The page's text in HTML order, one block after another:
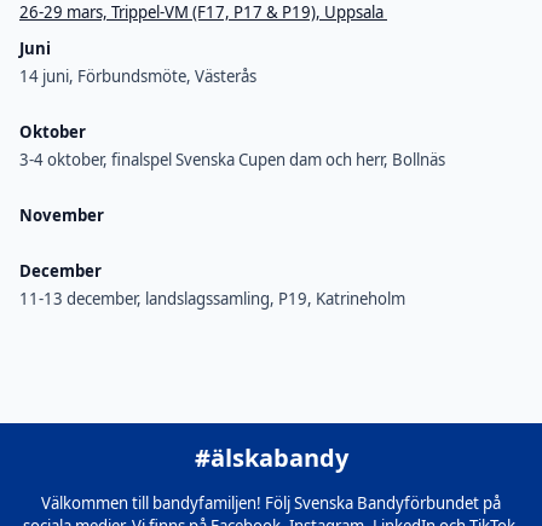
26-29 mars, Trippel-VM (F17, P17 & P19), Uppsala
Juni
14 juni, Förbundsmöte, Västerås
Oktober
3-4 oktober, finalspel Svenska Cupen dam och herr, Bollnäs
November
December
11-13 december, landslagssamling, P19, Katrineholm
#älskabandy
Välkommen till bandyfamiljen! Följ Svenska Bandyförbundet på